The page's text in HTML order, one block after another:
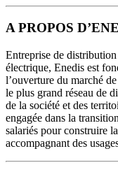
A PROPOS
Entreprise de
électrique, Enedis est
l’ouverture du marché
le plus grand réseau de
de la société et des
engagée dans la
salariés pour construire
accompagnant des